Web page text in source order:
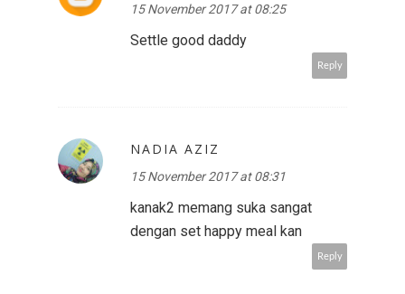
15 November 2017 at 08:25
Settle good daddy
Reply
NADIA AZIZ
15 November 2017 at 08:31
kanak2 memang suka sangat
dengan set happy meal kan
Reply